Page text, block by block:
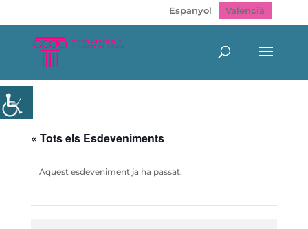
Espanyol Valencià
« Tots els Esdeveniments
Aquest esdeveniment ja ha passat.